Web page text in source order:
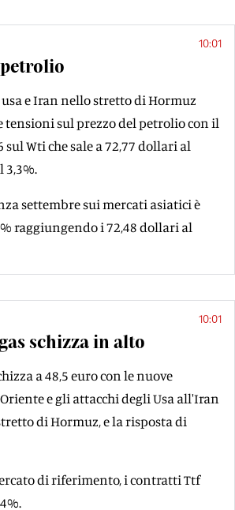
10:01
e Iran nello stretto di Hormuz
sul prezzo del petrolio con il
Wti che sale a 72,77 dollari al
3,3%.
settembre sui mercati asiatici è
raggiungendo i 72,48 dollari al
10:01
schizza in alto
a 48,5 euro con le nuove
e gli attacchi degli Usa all'Iran
di Hormuz, e la risposta di
di riferimento, i contratti Ttf